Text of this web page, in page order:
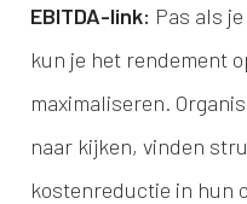
EBITDA-link: Pas als
kun je het rendement
maximaliseren.
naar kijken, vinden
kostenreductie in hun